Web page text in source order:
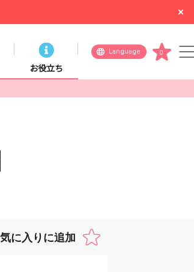
お役立ち
Language 0
に入りに追加